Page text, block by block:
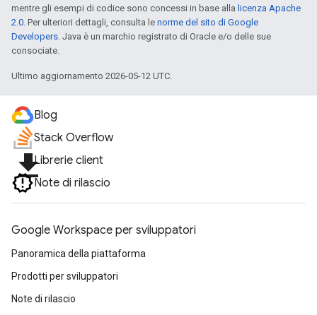
mentre gli esempi di codice sono concessi in base alla licenza Apache
2.0. Per ulteriori dettagli, consulta le norme del sito di Google
Developers. Java è un marchio registrato di Oracle e/o delle sue
consociate.
Ultimo aggiornamento 2026-05-12 UTC.
Blog
Stack Overflow
file_downloadLibrerie client
Note di rilascio
Google Workspace per sviluppatori
Panoramica della piattaforma
Prodotti per sviluppatori
Note di rilascio